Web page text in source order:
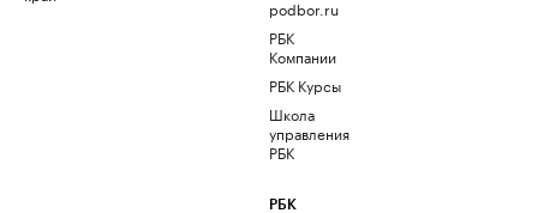
podbor.ru
РБК
Компании
РБК Курсы
Школа
управления
РБК
РБК